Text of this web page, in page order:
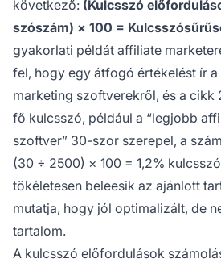
következő: (Kulcsszó
szószám) × 100 =
gyakorlati példát affiliate
fel, hogy egy átfogó értékelést ír
marketing szoftverekről, és a cikk
fő kulcsszó, például a “legjobb
szoftver” 30-szor szerepel, a
(30 ÷ 2500) × 100 = 1,2%
tökéletesen beleesik az ajánlott
mutatja, hogy jól optimalizált, de
tartalom.
A kulcsszó előfordulások